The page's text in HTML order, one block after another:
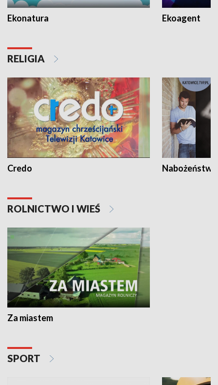
Ekonatura Ekoagent
RELIGIA
Credo
ROLNICTWO I WIEŚ
Za miastem
SPORT